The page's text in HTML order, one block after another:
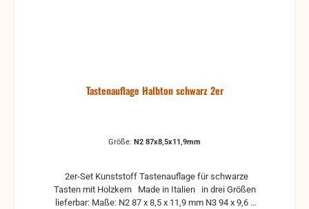
Tastenauflage Halbton schwarz 2er
Größe: N2 87x8,5x11,9mm
Tasten mit Holzkern Made in Italien in drei Größen
lieferbar: Maße: N2 87 x 8,5 x 11,9 mm N3 94 x 9,6 x